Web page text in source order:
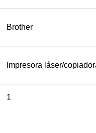
Brother
Impresora láser/
1